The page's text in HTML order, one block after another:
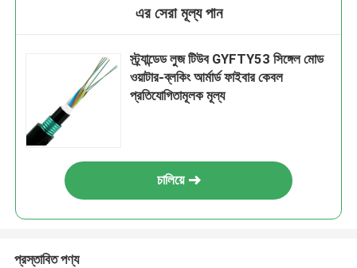
এর সেরা মূল্য পান
স্ট্র্যান্ডেড লুজ টিউব GYFTY53 সিঙ্গেল মোড
ওয়াটার-ব্লকিং আর্মার্ড ফাইবার কেবল
প্রতিযোগিতামূলক মূল্য
চালিয়ে
প্রস্তাবিত পণ্য